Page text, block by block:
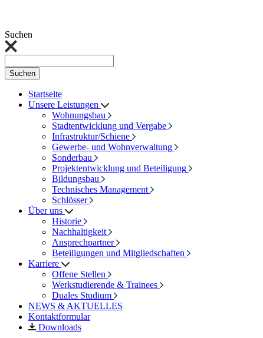
Suchen
Suchen
Startseite
Unsere Leistungen
Wohnungsbau
Stadtentwicklung und Vergabe
Infrastruktur/Schiene
Gewerbe- und Wohnverwaltung
Sonderbau
Projektentwicklung und Beteiligung
Bildungsbau
Technisches Management
Schlösser
Über uns
Historie
Nachhaltigkeit
Ansprechpartner
Beteiligungen und Mitgliedschaften
Karriere
Offene Stellen
Werkstudierende & Trainees
Duales Studium
NEWS & AKTUELLES
Kontaktformular
Downloads